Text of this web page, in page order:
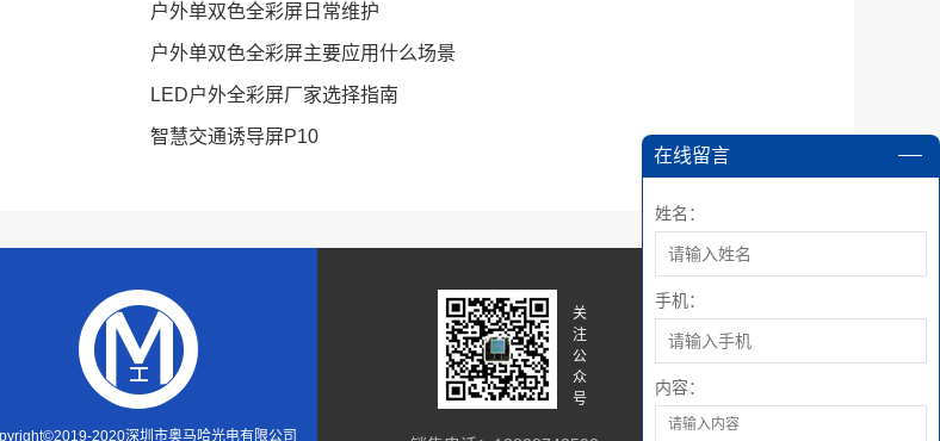
户外单双色全彩屏日常维护
户外单双色全彩屏主要应用什么场景
LED户外全彩屏厂家选择指南
智慧交通诱导屏P10
在线留言
姓名：
手机：
内容：
2020深圳市奥马哈光电有限公司
关
注
公
众
号